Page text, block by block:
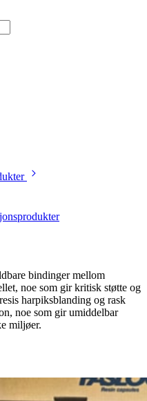
bindinger mellom
noe som gir kritisk støtte og
harpiksblanding og rask
noe som gir umiddelbar
miljøer.